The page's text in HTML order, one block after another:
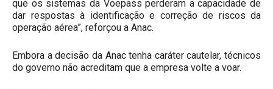
que os sistemas da Voepass perderam a capacidade de
dar respostas à identificação e correção de riscos da
operação aérea”, reforçou a Anac.
Embora a decisão da Anac tenha caráter cautelar, técnicos
do governo não acreditam que a empresa volte a voar.